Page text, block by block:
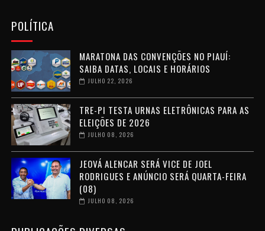
POLÍTICA
MARATONA DAS CONVENÇÕES NO PIAUÍ:
SAIBA DATAS, LOCAIS E HORÁRIOS
JULHO 22, 2026
TRE-PI TESTA URNAS ELETRÔNICAS PARA AS
ELEIÇÕES DE 2026
JULHO 08, 2026
JEOVÁ ALENCAR SERÁ VICE DE JOEL
RODRIGUES E ANÚNCIO SERÁ QUARTA-FEIRA
(08)
JULHO 08, 2026